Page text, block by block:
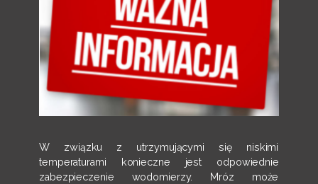
W związku z utrzymującymi się niskimi
temperaturami konieczne jest odpowiednie
zabezpieczenie wodomierzy. Mróz może